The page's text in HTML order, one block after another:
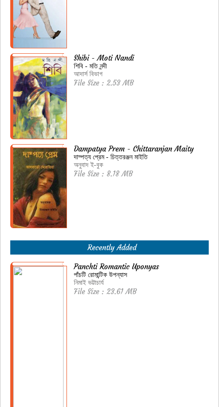
Shibi - Moti Nandi
শিবি - মতি নন্দী
আদার্স বিভাগ
File Size : 2.53 MB
Dampatya Prem - Chittaranjan Maity
দাম্পত্য প্রেম - চিত্তরঞ্জন মাইতি
অনুবাদ ই-বুক
File Size : 8.18 MB
Recently Added
Panchti Romantic Uponyas
পাঁচটি রোমান্টিক উপন্যাস
নিমাই ভট্টাচার্য
File Size : 23.61 MB